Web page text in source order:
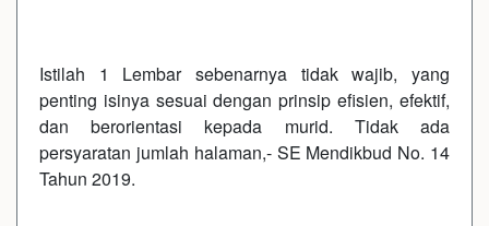
Istilah 1 Lembar sebenarnya tidak wajib, yang
penting isinya sesuai dengan prinsip efisien, efektif,
dan berorientasi kepada murid. Tidak ada
persyaratan jumlah halaman,- SE Mendikbud No. 14
Tahun 2019.